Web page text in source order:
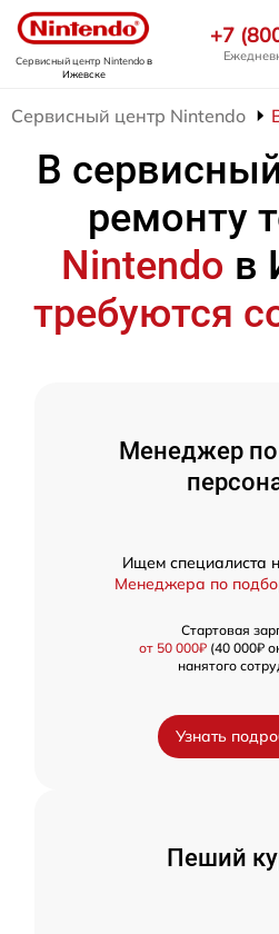
Сервисный центр Nintendoв
Ижевске
+7
Сервисный центр Nintendo
В
ремонту
Nintendo в
требуются
Менеджер
Ищем специалиста
Менеджера по
Стартовая
от 50 000₽(40 000₽
нанятого
Узнать
Пеший